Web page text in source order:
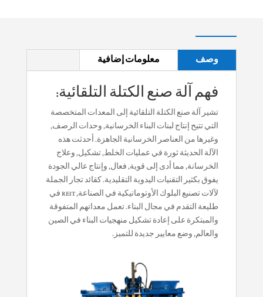
وصف معلومات إضافية
فهم آلة صنع الكتلة التلقائية:
تشير آلة صنع الكتلة التلقائية إلى المعدات المتخصصة
التي تتيح إنتاج لبنات البناء الخرسانية, وحدات الرصف,
وغيرها من العناصر الخرسانية الجاهزة. أحدثت هذه
الآلة الحديثة ثورة في عمليات الخلط, تشكيل, وعلاج
الخرسانة, مما أدى إلى قوية, فعال, وإنتاج عالي الجودة
يفوق بكثير التقنيات اليدوية التقليدية. كقائدتجار الجملة
لآلات تصنيع البلوك الأوتوماتيكية
في الصناعة, REIT في
طليعة التقدم في مجال البناء. تعمل معداتهم المتفوقة
والمبتكرة على إعادة تشكيل منهجيات البناء في الصين
والعالم, وضع معايير جديدة للتميز.